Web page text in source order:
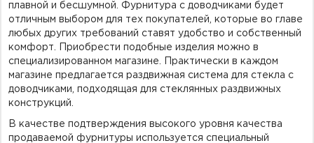
плавной и бесшумной. Фурнитура с доводчиками будет
отличным выбором для тех покупателей, которые во главе
любых других требований ставят удобство и собственный
комфорт. Приобрести подобные изделия можно в
специализированном магазине. Практически в каждом
магазине предлагается раздвижная система для стекла с
доводчиками, подходящая для стеклянных раздвижных
конструкций.
В качестве подтверждения высокого уровня качества
продаваемой фурнитуры используется специальный